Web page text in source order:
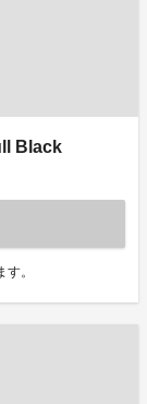
Black
。